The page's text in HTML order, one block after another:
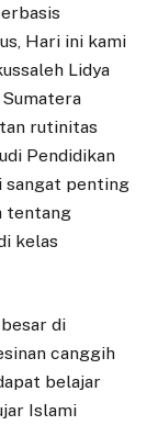
Hari ini kami
Lidya
rutinitas
Pendidikan
sangat penting
tentang
kelas
di
canggih
belajar
Islami